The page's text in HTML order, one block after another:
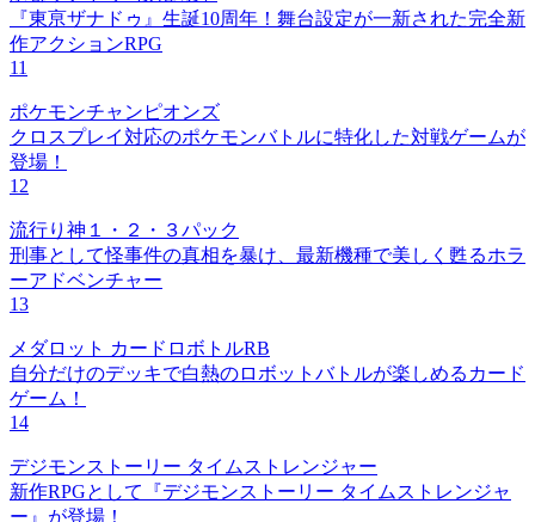
『東亰ザナドゥ』生誕10周年！舞台設定が一新された完全新
作アクションRPG
11
ポケモンチャンピオンズ
クロスプレイ対応のポケモンバトルに特化した対戦ゲームが
登場！
12
流行り神１・２・３パック
刑事として怪事件の真相を暴け、最新機種で美しく甦るホラ
ーアドベンチャー
13
メダロット カードロボトルRB
自分だけのデッキで白熱のロボットバトルが楽しめるカード
ゲーム！
14
デジモンストーリー タイムストレンジャー
新作RPGとして『デジモンストーリー タイムストレンジャ
ー』が登場！